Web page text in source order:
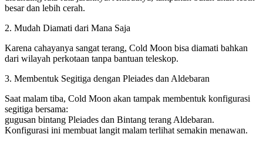
besar dan lebih cerah.
2. Mudah Diamati dari Mana Saja
Karena cahayanya sangat terang, Cold Moon bisa diamati bahkan
dari wilayah perkotaan tanpa bantuan teleskop.
3. Membentuk Segitiga dengan Pleiades dan Aldebaran
Saat malam tiba, Cold Moon akan tampak membentuk konfigurasi
segitiga bersama:
gugusan bintang Pleiades dan Bintang terang Aldebaran.
Konfigurasi ini membuat langit malam terlihat semakin menawan.